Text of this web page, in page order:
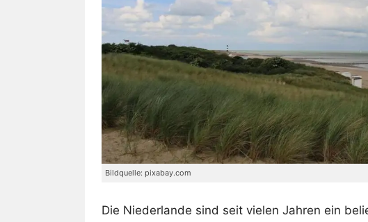
Bildquelle: pixabay.com
Die Niederlande sind seit vielen Jahren ein